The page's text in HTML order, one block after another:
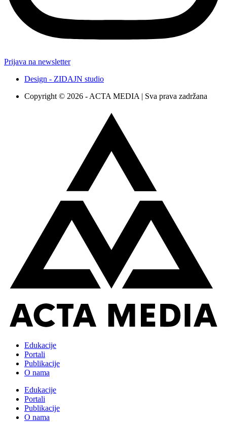
Prijava na newsletter
Design - ZIDAJN studio
Copyright © 2026 - ACTA MEDIA | Sva prava zadržana
Edukacije
Portali
Publikacije
O nama
Edukacije
Portali
Publikacije
O nama